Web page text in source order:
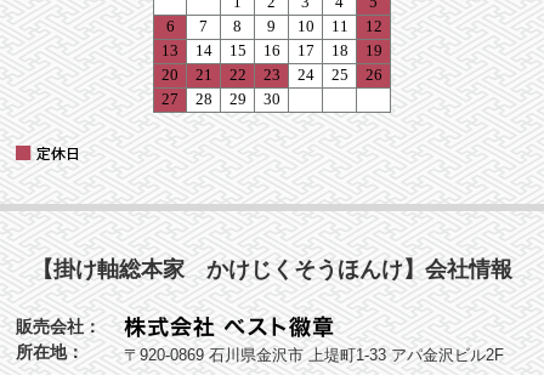
【掛け軸総本家 かけじくそうほんけ】会社情報
販売会社：
所在地：
〒920-0869 石川県金沢市 上堤町1-33 アパ金沢ビル2F